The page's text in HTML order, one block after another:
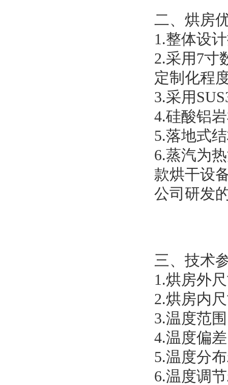
二、烘房
1.整体设
2.采用7寸
定制化程
3.采用
4.硅酸铝
5.落地式
6.蒸汽为
款烘干设
公司研发
三、技术
1.烘房外
2.烘房内
3.温度范
4.温度偏
5.温度分
6.温度调